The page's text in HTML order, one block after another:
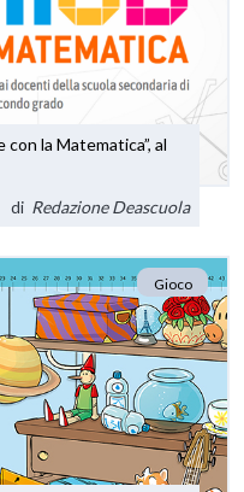
la Matematica”, al
di Redazione Deascuola
Gioco